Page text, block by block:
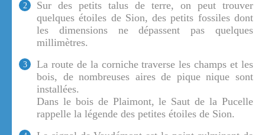
2
Sur des petits talus de terre, on peut trouver
quelques étoiles de Sion, des petits fossiles dont
les dimensions ne dépassent pas quelques
millimètres.
3
La route de la corniche traverse les champs et les
bois, de nombreuses aires de pique nique sont
installées.
Dans le bois de Plaimont, le Saut de la Pucelle
rappelle la légende des petites étoiles de Sion.